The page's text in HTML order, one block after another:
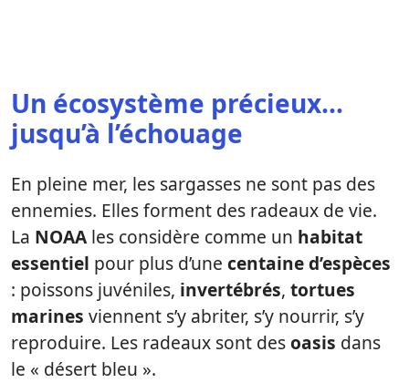
Un écosystème précieux…
jusqu’à l’échouage
En pleine mer, les sargasses ne sont pas des
ennemies. Elles forment des radeaux de vie.
La NOAA les considère comme un habitat
essentiel pour plus d’une centaine d’espèces
: poissons juvéniles, invertébrés, tortues
marines viennent s’y abriter, s’y nourrir, s’y
reproduire. Les radeaux sont desoasis dans
le « désert bleu ».